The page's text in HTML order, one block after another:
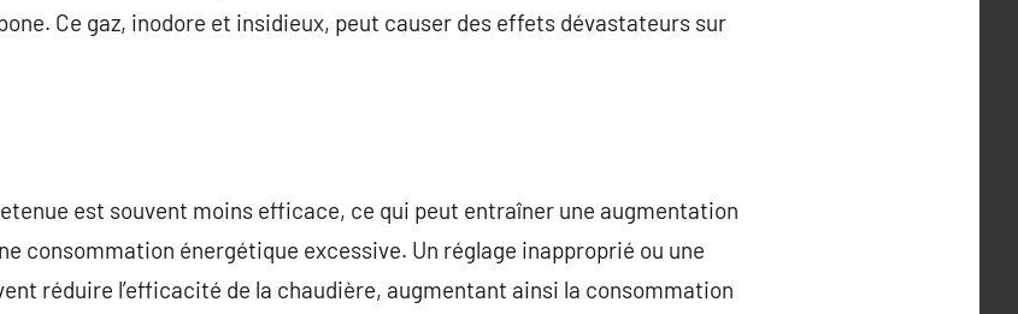
Ce gaz, inodore et insidieux, peut causer des effets dévastateurs sur
est souvent moins efficace, ce qui peut entraîner une augmentation
consommation énergétique excessive. Un réglage inapproprié ou une
réduire l’efficacité de la chaudière, augmentant ainsi la consommation